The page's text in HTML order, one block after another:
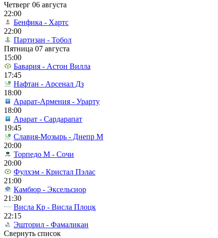
Четверг 06 августа
22:00
Бенфика - Хартс
22:00
Партизан - Тобол
Пятница 07 августа
15:00
Бавария - Астон Вилла
17:45
Нафтан - Арсенал Дз
18:00
Арарат-Армения - Урарту
18:00
Арарат - Сардарапат
19:45
Славия-Мозырь - Днепр М
20:00
Торпедо М - Сочи
20:00
Фулхэм - Кристал Пэлас
21:00
Камбюр - Эксельсиор
21:30
Висла Кр - Висла Плоцк
22:15
Эшторил - Фамаликан
Свернуть список